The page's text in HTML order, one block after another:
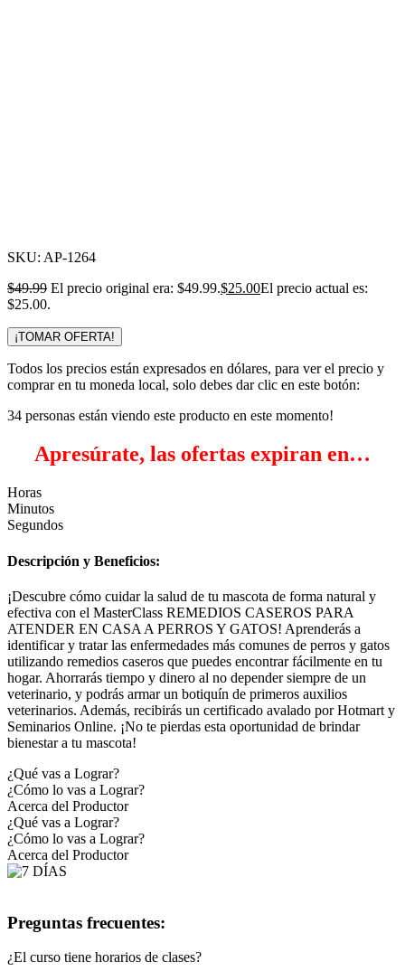
SKU: AP-1264
$49.99 El precio original era: $49.99.$25.00El precio actual es:
$25.00.
¡TOMAR OFERTA!
Todos los precios están expresados en dólares, para ver el precio y
comprar en tu moneda local, solo debes dar clic en este botón:
34 personas están viendo este producto en este momento!
Apresúrate, las ofertas expiran en…
Horas
Minutos
Segundos
Descripción y Beneficios:
¡Descubre cómo cuidar la salud de tu mascota de forma natural y
efectiva con el MasterClass REMEDIOS CASEROS PARA
ATENDER EN CASA A PERROS Y GATOS! Aprenderás a
identificar y tratar las enfermedades más comunes de perros y gatos
utilizando remedios caseros que puedes encontrar fácilmente en tu
hogar. Ahorrarás tiempo y dinero al no depender siempre de un
veterinario, y podrás armar un botiquín de primeros auxilios
veterinarios. Además, recibirás un certificado avalado por Hotmart y
Seminarios Online. ¡No te pierdas esta oportunidad de brindar
bienestar a tu mascota!
¿Qué vas a Lograr?
¿Cómo lo vas a Lograr?
Acerca del Productor
¿Qué vas a Lograr?
¿Cómo lo vas a Lograr?
Acerca del Productor
Preguntas frecuentes:
¿El curso tiene horarios de clases?